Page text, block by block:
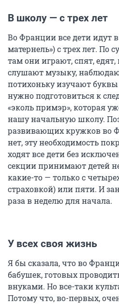
В школу — с трех лет
Во Франции все дети идут
матернель») с трех лет. По
там они играют, спят,
слушают музыку,
потихоньку изучают
нужно подготовиться к
«эколь примэр», которая
нашу начальную школу.
развивающих кружков во
нет, эту необходимость
ходят все дети без
секции принимают детей
какие-то — только с
страховкой) или пяти. И
раза в неделю для начала.
У всех своя жизнь
Я бы сказала, что во
бабушек, готовых
внуками. Но все-таки
Потому что, во-первых,